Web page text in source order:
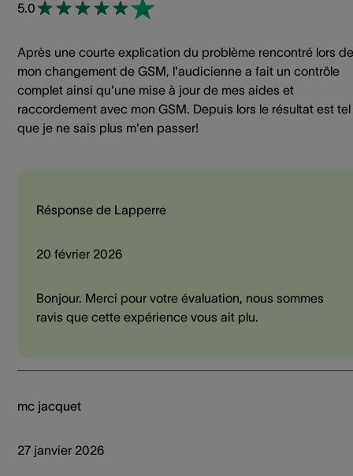
5.0
Après une courte explication du problème rencontré lors de
mon changement de GSM, l'audicienne a fait un contrôle
complet ainsi qu'une mise à jour de mes aides et
raccordement avec mon GSM. Depuis lors le résultat est tel
que je ne sais plus m'en passer!
Résponse de Lapperre
20 février 2026
Bonjour. Merci pour votre évaluation, nous sommes
ravis que cette expérience vous ait plu.
mc jacquet
27 janvier 2026